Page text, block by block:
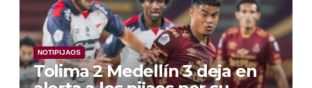
NOTIPIJAOS
Tolima 2 Medellín 3 deja en